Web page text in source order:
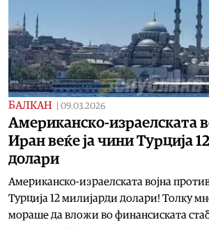
БАЛКАН 09.03.2026
Американско-израелската
Иран веќе ја чини Турција
долари
Американско-израелската војна
Турција 12 милијарди долари! Толку
мораше да вложи во финансиската